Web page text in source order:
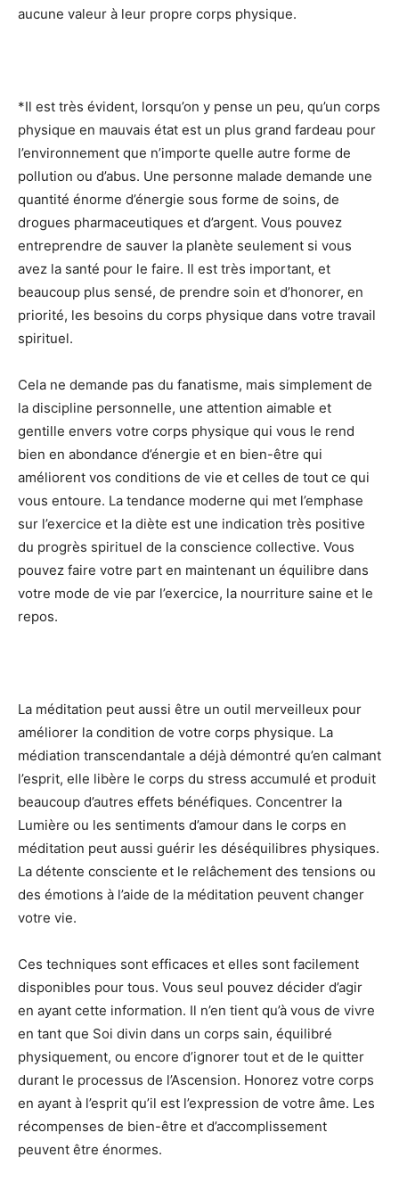
aucune valeur à leur propre corps physique.
*Il est très évident, lorsqu’on y pense un peu, qu’un corps
physique en mauvais état est un plus grand fardeau pour
l’environnement que n’importe quelle autre forme de
pollution ou d’abus. Une personne malade demande une
quantité énorme d’énergie sous forme de soins, de
drogues pharmaceutiques et d’argent. Vous pouvez
entreprendre de sauver la planète seulement si vous
avez la santé pour le faire. Il est très important, et
beaucoup plus sensé, de prendre soin et d’honorer, en
priorité, les besoins du corps physique dans votre travail
spirituel.
Cela ne demande pas du fanatisme, mais simplement de
la discipline personnelle, une attention aimable et
gentille envers votre corps physique qui vous le rend
bien en abondance d’énergie et en bien-être qui
améliorent vos conditions de vie et celles de tout ce qui
vous entoure. La tendance moderne qui met l’emphase
sur l’exercice et la diète est une indication très positive
du progrès spirituel de la conscience collective. Vous
pouvez faire votre part en maintenant un équilibre dans
votre mode de vie par l’exercice, la nourriture saine et le
repos.
La méditation peut aussi être un outil merveilleux pour
améliorer la condition de votre corps physique. La
médiation transcendantale a déjà démontré qu’en calmant
l’esprit, elle libère le corps du stress accumulé et produit
beaucoup d’autres effets bénéfiques. Concentrer la
Lumière ou les sentiments d’amour dans le corps en
méditation peut aussi guérir les déséquilibres physiques.
La détente consciente et le relâchement des tensions ou
des émotions à l’aide de la méditation peuvent changer
votre vie.
Ces techniques sont efficaces et elles sont facilement
disponibles pour tous. Vous seul pouvez décider d’agir
en ayant cette information. Il n’en tient qu’à vous de vivre
en tant que Soi divin dans un corps sain, équilibré
physiquement, ou encore d’ignorer tout et de le quitter
durant le processus de l’Ascension. Honorez votre corps
en ayant à l’esprit qu’il est l’expression de votre âme. Les
récompenses de bien-être et d’accomplissement
peuvent être énormes.